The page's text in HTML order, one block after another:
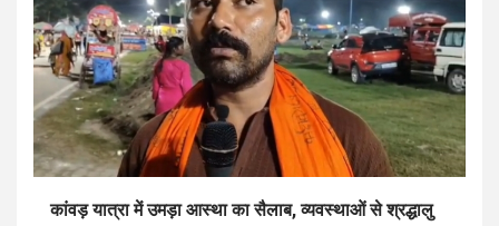
कांवड़ यात्रा में उमड़ा आस्था का सैलाब, व्यवस्थाओं से श्रद्धालु